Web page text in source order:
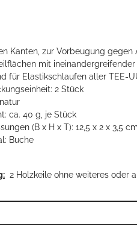
Kanten, zur Vorbeugung gegen
mit
für Elastikschlaufen aller TEE-
2 Stück
ca. 40 g, je Stück
(B x H x T): 12,5 x 2 x 3,5
Buche
2 Holzkeile ohne weiteres oder